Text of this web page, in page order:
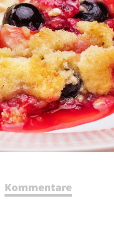
Kommentare